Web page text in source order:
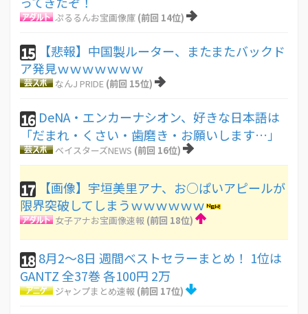
ぷるるんお宝画像庫 (前回 14位)
15
【悲報】中国製ルーター、またまたバックド
ア発見ｗｗｗｗｗｗｗ
なんJ PRIDE (前回 15位)
16 DeNA・エンカーナシオン、好きな日本語は
「だまれ・くさい・歯磨き・お願いします…」
ベイスターズNEWS (前回 16位)
17
【画像】宇垣美里アナ、お○ぱいアピールが
限界突破してしまうｗｗｗｗｗｗ
女子アナお宝画像速報 (前回 18位)
18 8月2〜8日 週間ベストセラーまとめ！ 1位は
GANTZ 全37巻 各100円 2万
ジャンプまとめ速報 (前回 17位)